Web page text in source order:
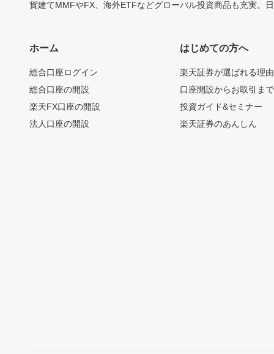
貨建てMMFやFX、海外ETFなどグローバル投資商品も充実。
ホーム
総合口座ログイン
総合口座の開設
楽天FX口座の開設
法人口座の開設
はじめての方へ
楽天証券が選ばれる理由
口座開設からお取引ま
投資ガイド&セミナー
楽天証券のあんしん